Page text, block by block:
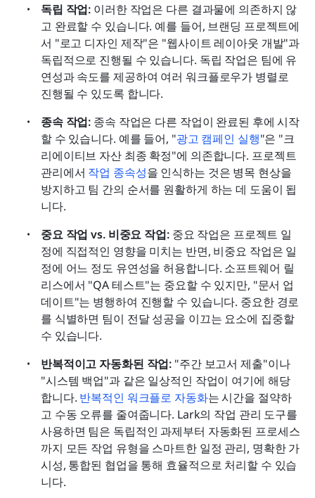
독립 작업: 이러한 작업은 다른 결과물에 의존하지 않
고 완료할 수 있습니다. 예를 들어, 브랜딩 프로젝트에
서 "로고 디자인 제작"은 "웹사이트 레이아웃 개발"과
독립적으로 진행될 수 있습니다. 독립 작업은 팀에 유
연성과 속도를 제공하여 여러 워크플로우가 병렬로
진행될 수 있도록 합니다.
종속 작업: 종속 작업은 다른 작업이 완료된 후에 시작
할 수 있습니다. 예를 들어, "광고 캠페인 실행"은 "크
리에이티브 자산 최종 확정"에 의존합니다. 프로젝트
관리에서 작업 종속성을 인식하는 것은 병목 현상을
방지하고 팀 간의 순서를 원활하게 하는 데 도움이 됩
니다.
중요 작업 vs. 비중요 작업: 중요 작업은 프로젝트 일
정에 직접적인 영향을 미치는 반면, 비중요 작업은 일
정에 어느 정도 유연성을 허용합니다. 소프트웨어 릴
리스에서 "QA 테스트"는 중요할 수 있지만, "문서 업
데이트"는 병행하여 진행할 수 있습니다. 중요한 경로
를 식별하면 팀이 전달 성공을 이끄는 요소에 집중할
수 있습니다.
반복적이고 자동화된 작업: "주간 보고서 제출"이나
"시스템 백업"과 같은 일상적인 작업이 여기에 해당
합니다. 반복적인 워크플로 자동화는 시간을 절약하
고 수동 오류를 줄여줍니다. Lark의 작업 관리 도구를
사용하면 팀은 독립적인 과제부터 자동화된 프로세스
까지 모든 작업 유형을 스마트한 일정 관리, 명확한 가
시성, 통합된 협업을 통해 효율적으로 처리할 수 있습
니다.